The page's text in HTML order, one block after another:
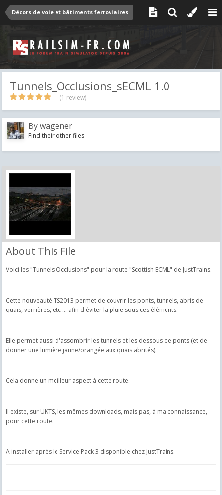
Décors de voie et bâtiments ferroviaires
Tunnels_Occlusions_sECML 1.0
(1 review)
Bywagener
Find their other files
About This File
Voici les "Tunnels Occlusions" pour la route "Scottish ECML" de JustTrains.
Cette nouveauté TS2013 permet de couvrir les ponts, tunnels, abris de
quais, verrières, etc ... afin d'éviter la pluie sous ces éléments.
Elle permet aussi d'assombrir les tunnels et les dessous de ponts (et de
donner une lumière jaune/orangée aux quais abrités).
Cela donne un meilleur aspect à cette route.
Il existe, sur UKTS, les mêmes downloads, mais pas, à ma connaissance,
pour cette route.
A installer après le Service Pack 3 disponible chez JustTrains.